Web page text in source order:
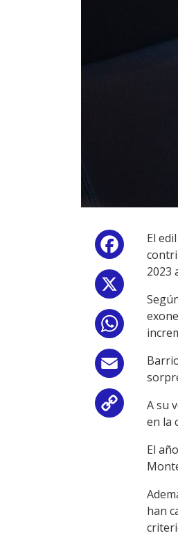
Facebook
WhatsApp
Email
Copy
El
2023
A su
en la
El
han